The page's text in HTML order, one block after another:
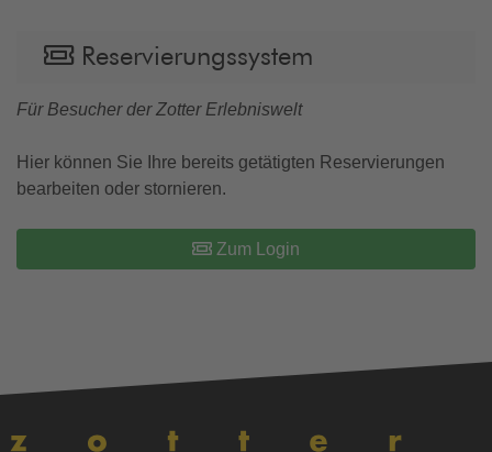
Reservierungssystem
Für Besucher der Zotter Erlebniswelt
Hier können Sie Ihre bereits getätigten Reservierungen
bearbeiten oder stornieren.
Zum Login